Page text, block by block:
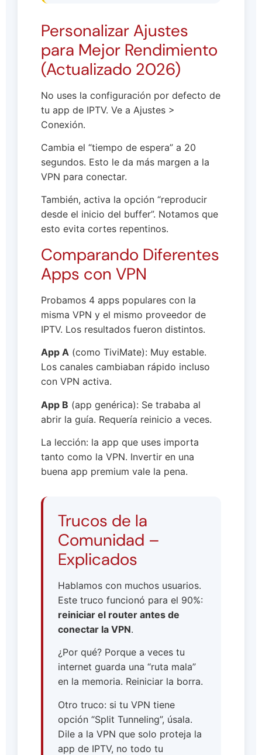
Personalizar Ajustes
para Mejor Rendimiento
(Actualizado 2026)
No uses la configuración por defecto de
tu app de IPTV. Ve a Ajustes >
Conexión.
Cambia el “tiempo de espera” a 20
segundos. Esto le da más margen a la
VPN para conectar.
También, activa la opción “reproducir
desde el inicio del buffer”. Notamos que
esto evita cortes repentinos.
Comparando Diferentes
Apps con VPN
Probamos 4 apps populares con la
misma VPN y el mismo proveedor de
IPTV. Los resultados fueron distintos.
App A (como TiviMate): Muy estable.
Los canales cambiaban rápido incluso
con VPN activa.
App B (app genérica): Se trababa al
abrir la guía. Requería reinicio a veces.
La lección: la app que uses importa
tanto como la VPN. Invertir en una
buena app premium vale la pena.
Trucos de la
Comunidad –
Explicados
Hablamos con muchos usuarios.
Este truco funcionó para el 90%:
reiniciar el router antes de
conectar la VPN.
¿Por qué? Porque a veces tu
internet guarda una “ruta mala”
en la memoria. Reiniciar la borra.
Otro truco: si tu VPN tiene
opción “Split Tunneling”, úsala.
Dile a la VPN que solo proteja la
app de IPTV, no todo tu